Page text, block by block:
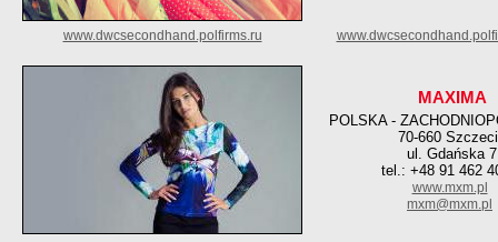
www.dwcsecondhand.polfirms.ru
MAXIMA
POLSKA -
70-660
ul. Gdańska 7
tel.: +48 91 462
www.mxm.pl
mxm@mxm.pl